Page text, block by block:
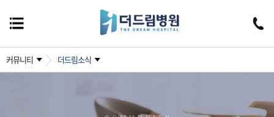
커뮤니티 더드림소식